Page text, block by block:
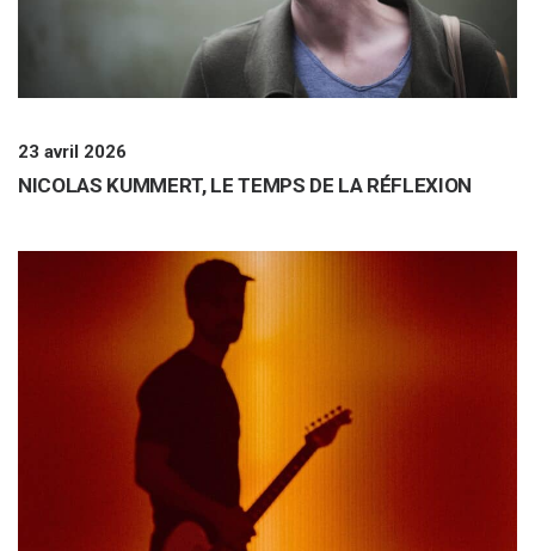
23 avril 2026
NICOLAS KUMMERT, LE TEMPS DE LA RÉFLEXION